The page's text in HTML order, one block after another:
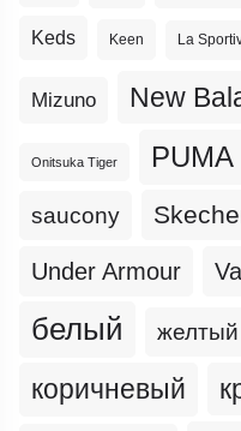
Keds Keen La
Mizuno New
Onitsuka Tiger PUMA
saucony
Under Armour
белый желтый
коричневый